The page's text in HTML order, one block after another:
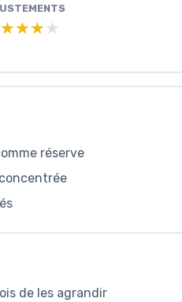
réserve
de les agrandir